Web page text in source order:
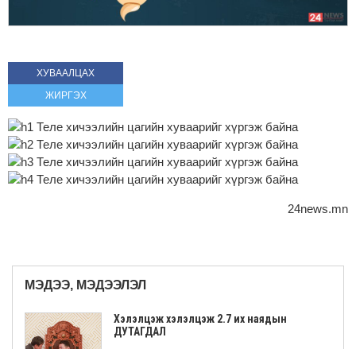
ХУВААЛЦАХ
ЖИРГЭХ
24news.mn
МЭДЭЭ, МЭДЭЭЛЭЛ
Хэлэлцэж хэлэлцэж 2.7 их наядын
ДУТАГДАЛ